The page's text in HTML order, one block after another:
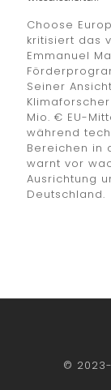
Choose
kritisiert das
Emmanuel
Seiner
Mio. € EU-
während
Bereichen in
warnt vor
Ausrichtung
Deutschland.
©